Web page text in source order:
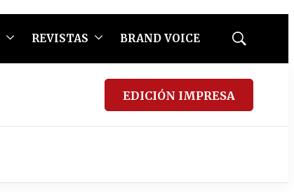
REVISTAS BRAND VOICE
Mostrar
EDICIÓN IMPRESA